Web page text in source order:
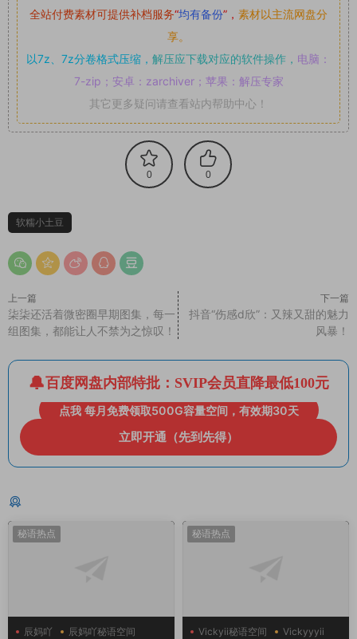
全站付费素材可提供补档服务“均有备份”， 素材以主流网盘分
享。
以7z、7z分卷格式压缩， 解压应下载对应的软件操作， 电脑：
7-zip；安卓：zarchiver；苹果：解压专家
其它更多疑问请查看站内帮助中心！
0 0
软糯小土豆
上一篇
柒柒还活着微密圈早期图集，每一
组图集，都能让人不禁为之惊叹！
下一篇
抖音“伤感d欣”：又辣又甜的魅力
风暴！
百度网盘内部特批：SVIP会员直降最低100元
点我 每月免费领取500G容量空间，有效期30天
立即开通（先到先得）
秘语热点
辰妈吖 辰妈吖秘语空间
秘语热点
Vickyii秘语空间 Vickyyyii